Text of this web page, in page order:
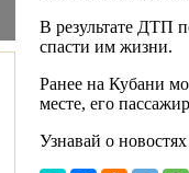
В результате ДТП
спасти им жизни.
Ранее на Кубани
месте, его
Узнавай о